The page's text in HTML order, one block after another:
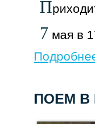
П
7 мая в
ПОЕМ В